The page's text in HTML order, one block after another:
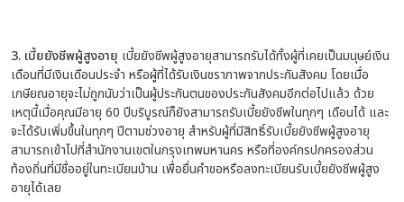
3. เบี้ยยังชีพผู้สูงอายุ เบี้ยยังชีพผู้สูงอายุสามารถรับได้ทั้งผู้ที่เคยเป็นมนุษย์เงิน
เดือนที่มีเงินเดือนประจำ หรือผู้ที่ได้รับเงินชราภาพจากประกันสังคม โดยเมื่อ
เกษียณอายุจะไม่ถูกนับว่าเป็นผู้ประกันตนของประกันสังคมอีกต่อไปแล้ว ด้วย
เหตุนี้เมื่อคุณมีอายุ 60 ปีบริบูรณ์ก็ยังสามารถรับเบี้ยยังชีพในทุกๆ เดือนได้ และ
จะได้รับเพิ่มขึ้นในทุกๆ ปีตามช่วงอายุ สำหรับผู้ที่มีสิทธิ์รับเบี้ยยังชีพผู้สูงอายุ
สามารถเข้าไปที่สำนักงานเขตในกรุงเทพมหานคร หรือที่องค์กรปกครองส่วน
ท้องถิ่นที่มีชื่ออยู่ในทะเบียนบ้าน เพื่อยื่นคำขอหรือลงทะเบียนรับเบี้ยยังชีพผู้สูง
อายุได้เลย